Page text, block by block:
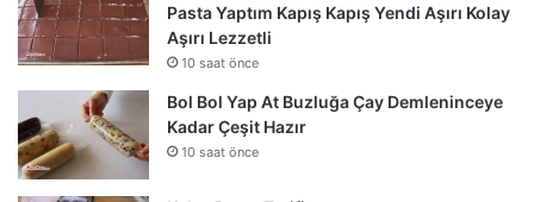
Pasta Yaptım Kapış Kapış Yendi Aşırı Kolay
Aşırı Lezzetli
10 saat önce
Bol Bol Yap At Buzluğa Çay Demleninceye
Kadar Çeşit Hazır
10 saat önce